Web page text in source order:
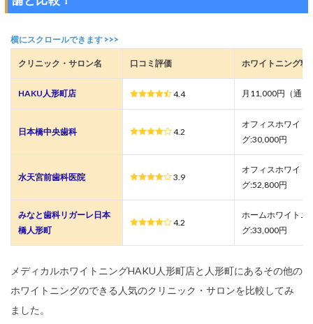
クリニック・サロン名 口コミ評価 ホワイトニング料
HAKU人形町店 4.4 月11,000円（通い
日本橋中央歯科 4.2
オフィスホワイト
グ:30,000円
水天宮前歯科医院 3.9
オフィスホワイト
グ:52,800円
みなと歯科リガーレ日本
橋人形町
4.2
ホームホワイトニ
グ:33,000円
メディカルホワイトニングHAKU人形町店と人形町にあるその他の
ホワイトニングのできる人気のクリニック・サロンを比較してみ
ました。